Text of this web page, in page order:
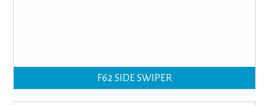
F62 SIDE SWIPER